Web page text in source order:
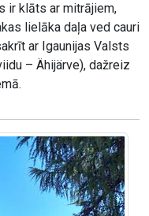
ir klāts ar mitrājiem,
lielāka daļa ved cauri
ar Igaunijas Valsts
– Ähijärve), dažreiz